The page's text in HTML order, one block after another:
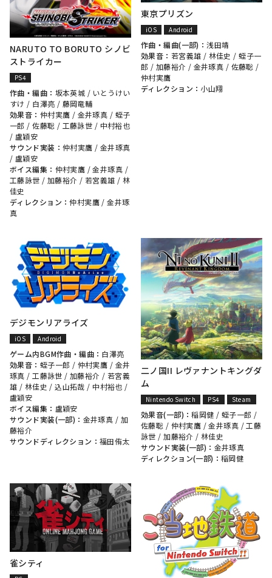
NARUTO TO BORUTO シノビ
ストライカー
PS4
作曲・編曲： 坂本英城 / いとうけい
すけ / 白澤亮 / 藤岡竜輔
効果音： 仲村実鷹 / 金井琢真 / 蛭子
一郎 /佐藤聡 / 工藤詠世 / 中村裕也
/ 盧穎安
サウンド実装： 仲村実鷹 / 金井琢真
/ 盧穎安
ボイス編集： 仲村実鷹 /金井琢真 /
工藤詠世 / 加藤裕介 / 若宮義雄 / 林
佳史
ディレクション：仲村実鷹 /金井琢
真
東京プリズン
iOS Android
作曲・編曲(一部)：浅田靖
効果音： 若宮義雄 / 林佳史 /蛭子一
郎 / 加藤裕介 / 金井琢真 / 佐藤聡 /
仲村実鷹
ディレクション： 小山翔
デジモンリアライズ
iOS Android
ゲーム内BGM作曲・編曲： 白澤亮
効果音： 蛭子一郎 / 仲村実鷹 / 金井
琢真 /工藤詠世 /加藤裕介 /若宮義
雄 / 林佳史 /込山拓哉 / 中村裕也 /
盧穎安
ボイス編集： 盧穎安
サウンド実装(一部)： 金井琢真 / 加
藤裕介
サウンドディレクション：福田侑太
二ノ国II レヴァナントキングダ
ム
Nintendo Switch PS4 Steam
効果音(一部)：稲岡健 / 蛭子一郎 /
佐藤聡 / 仲村実鷹 /金井琢真 /工藤
詠世 /加藤裕介 /林佳史
サウンド実装(一部)： 金井琢真
ディレクション(一部)：稲岡健
雀シティ